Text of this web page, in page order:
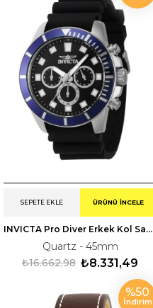
INVICTA Pro Diver Erkek Kol Saati 246079
Quartz - 45mm
₺8.331,49
₺16.662,98
SEPETE EKLE ÜRÜNÜ İNCELE
%50
İndirim